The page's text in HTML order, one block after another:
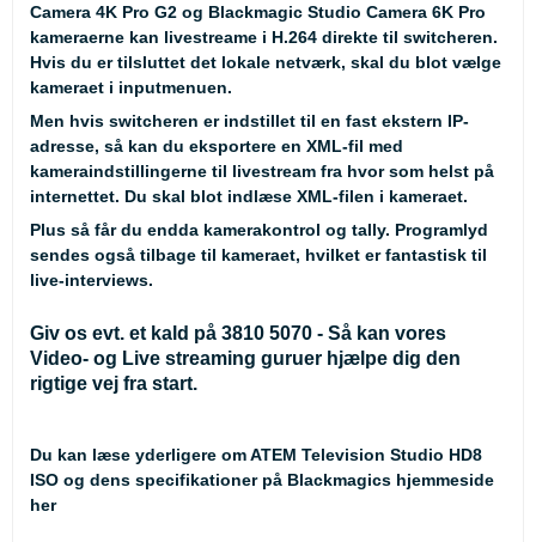
Camera 4K Pro G2 og Blackmagic Studio Camera 6K Pro
kameraerne kan livestreame i H.264 direkte til switcheren.
Hvis du er tilsluttet det lokale netværk, skal du blot vælge
kameraet i inputmenuen.
Men hvis switcheren er indstillet til en fast ekstern IP-
adresse, så kan du eksportere en XML-fil med
kameraindstillingerne til livestream fra hvor som helst på
internettet. Du skal blot indlæse XML-filen i kameraet.
Plus så får du endda kamerakontrol og tally. Programlyd
sendes også tilbage til kameraet, hvilket er fantastisk til
live-interviews.
Giv os evt. et kald på 3810 5070 - Så kan vores
Video- og Live streaming guruer hjælpe dig den
rigtige vej fra start.
Du kan læse yderligere omATEM Television Studio HD8
ISO og dens specifikationer på Blackmagics hjemmeside
her